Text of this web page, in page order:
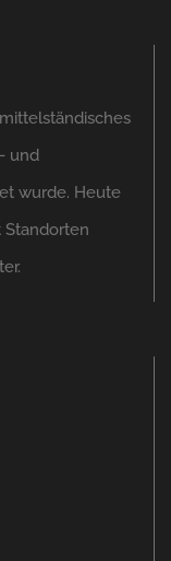
und
wurde. Heute